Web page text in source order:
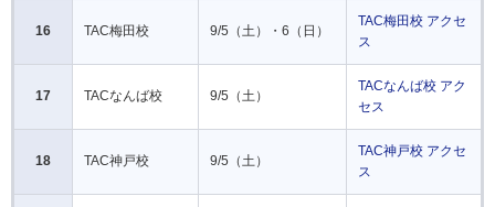
16 TAC梅田校 9/5（土）・6（日）
TAC梅田校 アクセ
ス
17 TACなんば校 9/5（土）
TACなんば校 アク
セス
18 TAC神戸校 9/5（土）
TAC神戸校 アクセ
ス